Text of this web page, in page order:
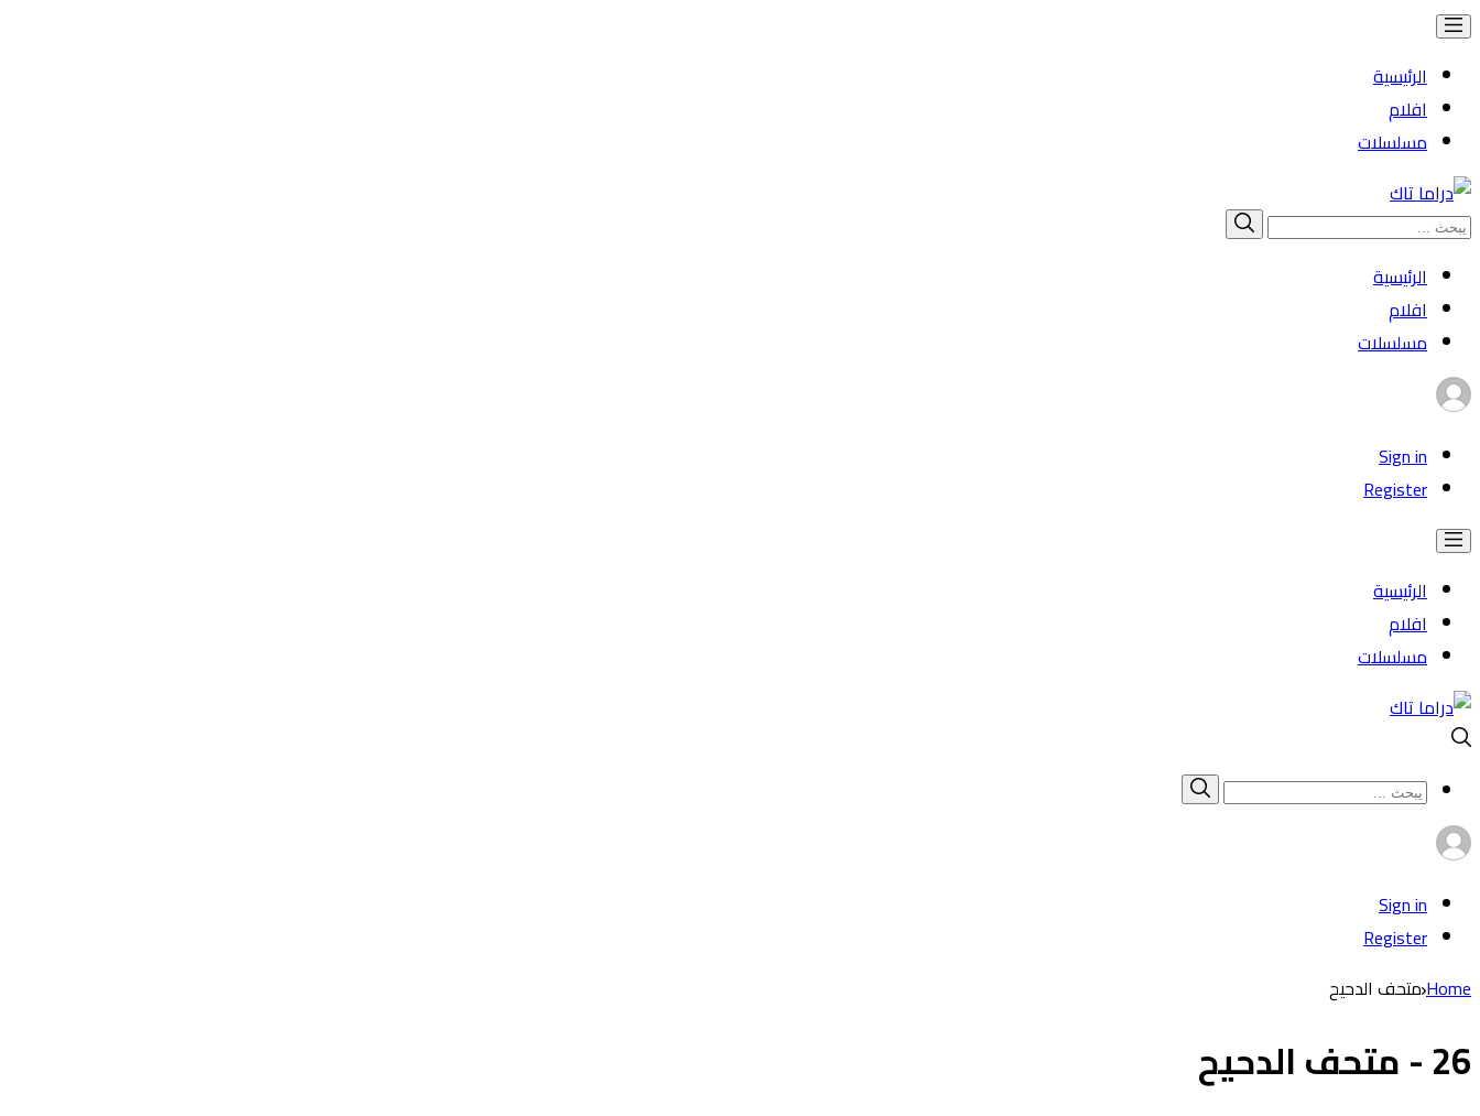
الرئيسية
افلام
مسلسلات
Search
بحث
الرئيسية
افلام
مسلسلات
Sign in
Register
الرئيسية
افلام
مسلسلات
Search
بحث
Sign in
Register
Homeمتحف الدحيح
26 - متحف الدحيح